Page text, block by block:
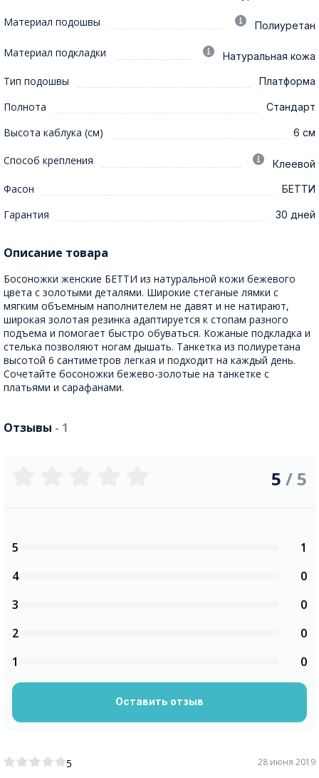
Материал подошвы Полиуретан
Материал подкладки Натуральная кожа
Тип подошвы Платформа
Полнота Стандарт
Высота каблука (см) 6 см
Способ крепления Клеевой
Фасон БЕТТИ
Гарантия 30 дней
Описание товара
Босоножки женские БЕТТИ из натуральной кожи бежевого
цвета с золотыми деталями. Широкие стеганые лямки с
мягким объемным наполнителем не давят и не натирают,
широкая золотая резинка адаптируется к стопам разного
подъема и помогает быстро обуваться. Кожаные подкладка и
стелька позволяют ногам дышать. Танкетка из полиуретана
высотой 6 сантиметров легкая и подходит на каждый день.
Сочетайте босоножки бежево-золотые на танкетке с
платьями и сарафанами.
Отзывы - 1
5
28 июня 2019
5 / 5
5
1
4
0
3
0
2
0
1
0
Оставить отзыв